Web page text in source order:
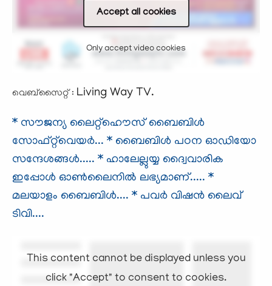
Accept all cookies
Only accept video cookies
വെബ്സൈറ്റ് : Living Way TV.
* സൗജന്യ ലൈറ്റ്ഹൌസ് ബൈബിള്‍
സോഫ്റ്റ്‌വെയര്‍... * ബൈബിള്‍ പഠന ഓഡിയോ
സന്ദേശങ്ങള്‍..... * ഹാലേല്ലുയ്യ ദ്വൈവാരിക
ഇപ്പോള്‍ ഓണ്‍ലൈനില്‍ ലഭ്യമാണ്..... *
മലയാളം ബൈബിള്‍.... * പവര്‍ വിഷന്‍ ലൈവ്
ടിവി....
This content cannot be displayed unless you
click "Accept" to consent to cookies.